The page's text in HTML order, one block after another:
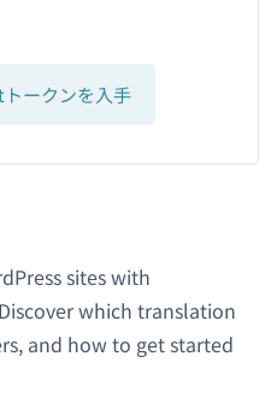
ークンを入手
sites with
which translation
and how to get started